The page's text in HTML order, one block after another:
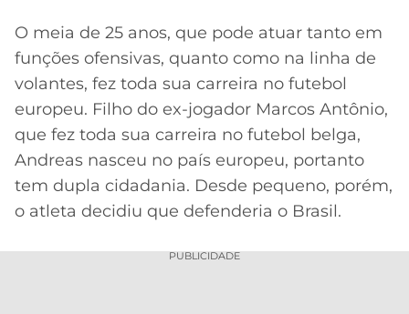
ATLÉTICO
MG
CRUZEIRO
O meia de 25 anos, que pode atuar tanto em
funções ofensivas, quanto como na linha de
volantes, fez toda sua carreira no futebol
europeu. Filho do ex-jogador Marcos Antônio,
que fez toda sua carreira no futebol belga,
Andreas nasceu no país europeu, portanto
tem dupla cidadania. Desde pequeno, porém,
o atleta decidiu que defenderia o Brasil.
PUBLICIDADE